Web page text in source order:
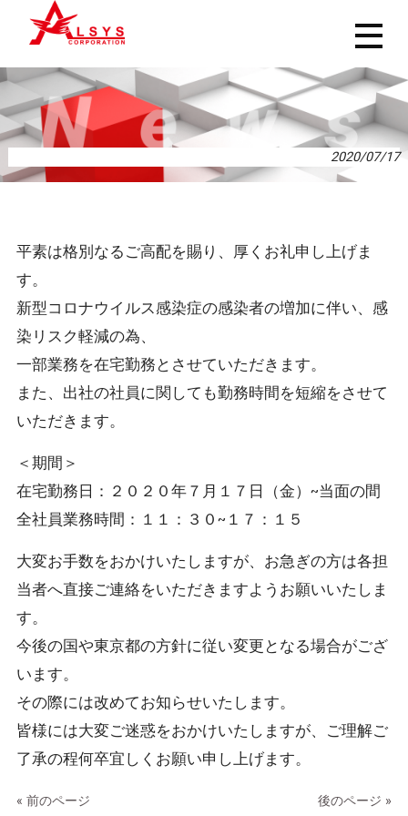
2020/07/17
平素は格別なるご高配を賜り、厚くお礼申し上げま
す。
新型コロナウイルス感染症の感染者の増加に伴い、感
染リスク軽減の為、
一部業務を在宅勤務とさせていただきます。
また、出社の社員に関しても勤務時間を短縮をさせて
いただきます。
＜期間＞
在宅勤務日：２０２０年７月１７日（金）~当面の間
全社員業務時間：１１：３０~１７：１５
大変お手数をおかけいたしますが、お急ぎの方は各担
当者へ直接ご連絡をいただきますようお願いいたしま
す。
今後の国や東京都の方針に従い変更となる場合がござ
います。
その際には改めてお知らせいたします。
皆様には大変ご迷惑をおかけいたしますが、ご理解ご
了承の程何卒宜しくお願い申し上げます。
« 前のページ 後のページ »